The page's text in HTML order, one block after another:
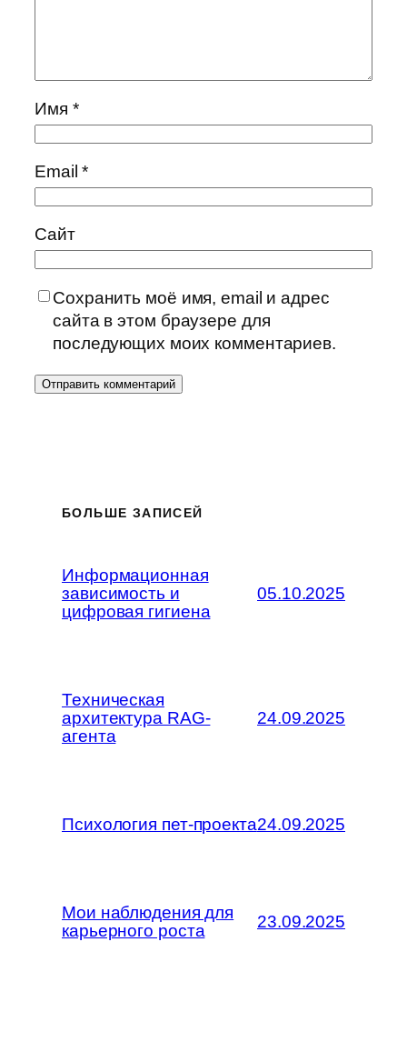
Имя *
Email*
Сайт
Сохранить моё имя, email и адрес
сайта в этом браузере для
последующих моих комментариев.
БОЛЬШЕ ЗАПИСЕЙ
Информационная
зависимость и
цифровая гигиена
05.10.2025
Техническая
архитектура RAG-
агента
24.09.2025
Психология пет-проекта24.09.2025
Мои наблюдения для
карьерного роста
23.09.2025